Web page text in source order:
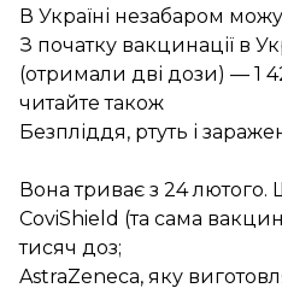
В Україні незабаром
З початку вакцинації в
(отримали дві дози) — 1
читайте також
Безпліддя, ртуть і
Вона триває з 24
CoviShield (та сама
тисяч доз;
AstraZeneca, яку